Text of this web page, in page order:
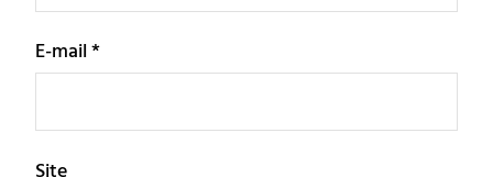
E-mail*
Site